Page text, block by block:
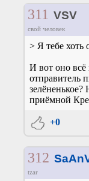
311 VSV
свой человек
> Я тебе хоть
И вот оно всё
отправитель
приёмной
+0
312
tzar